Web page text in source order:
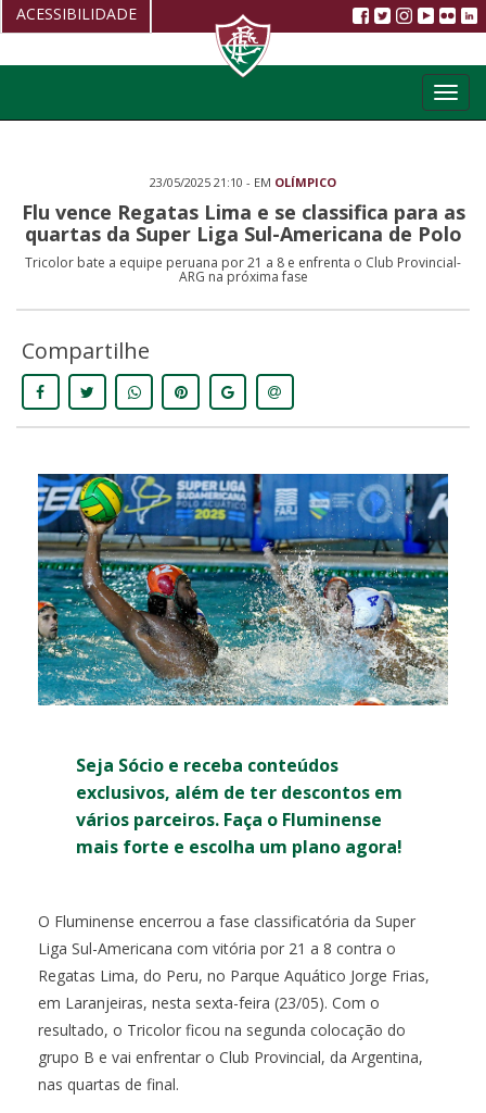
23/05/2025 21:10 - EM OLÍMPICO
Flu vence Regatas Lima e se classifica para as
quartas da Super Liga Sul-Americana de Polo
Tricolor bate a equipe peruana por 21 a 8 e enfrenta o Club Provincial-
ARG na próxima fase
Compartilhe
Seja Sócio e receba conteúdos
exclusivos, além de ter descontos em
vários parceiros. Faça o Fluminense
mais forte e escolha um plano agora!
O Fluminense encerrou a fase classificatória da Super
Liga Sul-Americana com vitória por 21 a 8 contra o
Regatas Lima, do Peru, no Parque Aquático Jorge Frias,
em Laranjeiras, nesta sexta-feira (23/05). Com o
resultado, o Tricolor ficou na segunda colocação do
grupo B e vai enfrentar o Club Provincial, da Argentina,
nas quartas de final.
ACESSIBILIDADE